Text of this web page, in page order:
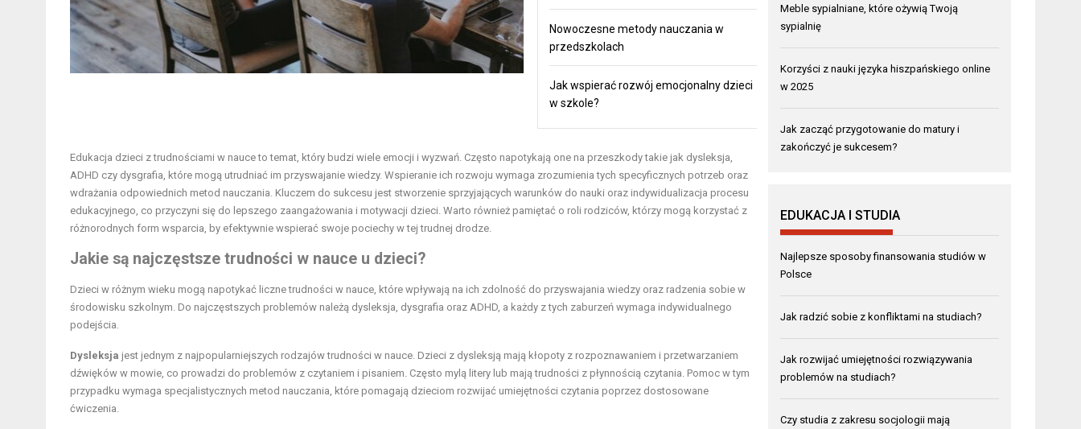
Nowoczesne metody nauczania w
przedszkolach
Jak wspierać rozwój emocjonalny dzieci
w szkole?
Edukacja dzieci z trudnościami w nauce to temat, który budzi wiele emocji i wyzwań. Często napotykają one na przeszkody takie jak dysleksja,
ADHD czy dysgrafia, które mogą utrudniać im przyswajanie wiedzy. Wspieranie ich rozwoju wymaga zrozumienia tych specyficznych potrzeb oraz
wdrażania odpowiednich metod nauczania. Kluczem do sukcesu jest stworzenie sprzyjających warunków do nauki oraz indywidualizacja procesu
edukacyjnego, co przyczyni się do lepszego zaangażowania i motywacji dzieci. Warto również pamiętać o roli rodziców, którzy mogą korzystać z
różnorodnych form wsparcia, by efektywnie wspierać swoje pociechy w tej trudnej drodze.
Jakie są najczęstsze trudności w nauce u dzieci?
Dzieci w różnym wieku mogą napotykać liczne trudności w nauce, które wpływają na ich zdolność do przyswajania wiedzy oraz radzenia sobie w
środowisku szkolnym. Do najczęstszych problemów należą dysleksja, dysgrafia oraz ADHD, a każdy z tych zaburzeń wymaga indywidualnego
podejścia.
Dysleksja jest jednym z najpopularniejszych rodzajów trudności w nauce. Dzieci z dysleksją mają kłopoty z rozpoznawaniem i przetwarzaniem
dźwięków w mowie, co prowadzi do problemów z czytaniem i pisaniem. Często mylą litery lub mają trudności z płynnością czytania. Pomoc w tym
przypadku wymaga specjalistycznych metod nauczania, które pomagają dzieciom rozwijać umiejętności czytania poprzez dostosowane
ćwiczenia.
Meble sypialniane, które ożywią Twoją
sypialnię
Korzyści z nauki języka hiszpańskiego online
w 2025
Jak zacząć przygotowanie do matury i
zakończyć je sukcesem?
EDUKACJA I STUDIA
Najlepsze sposoby finansowania studiów w
Polsce
Jak radzić sobie z konfliktami na studiach?
Jak rozwijać umiejętności rozwiązywania
problemów na studiach?
Czy studia z zakresu socjologii mają